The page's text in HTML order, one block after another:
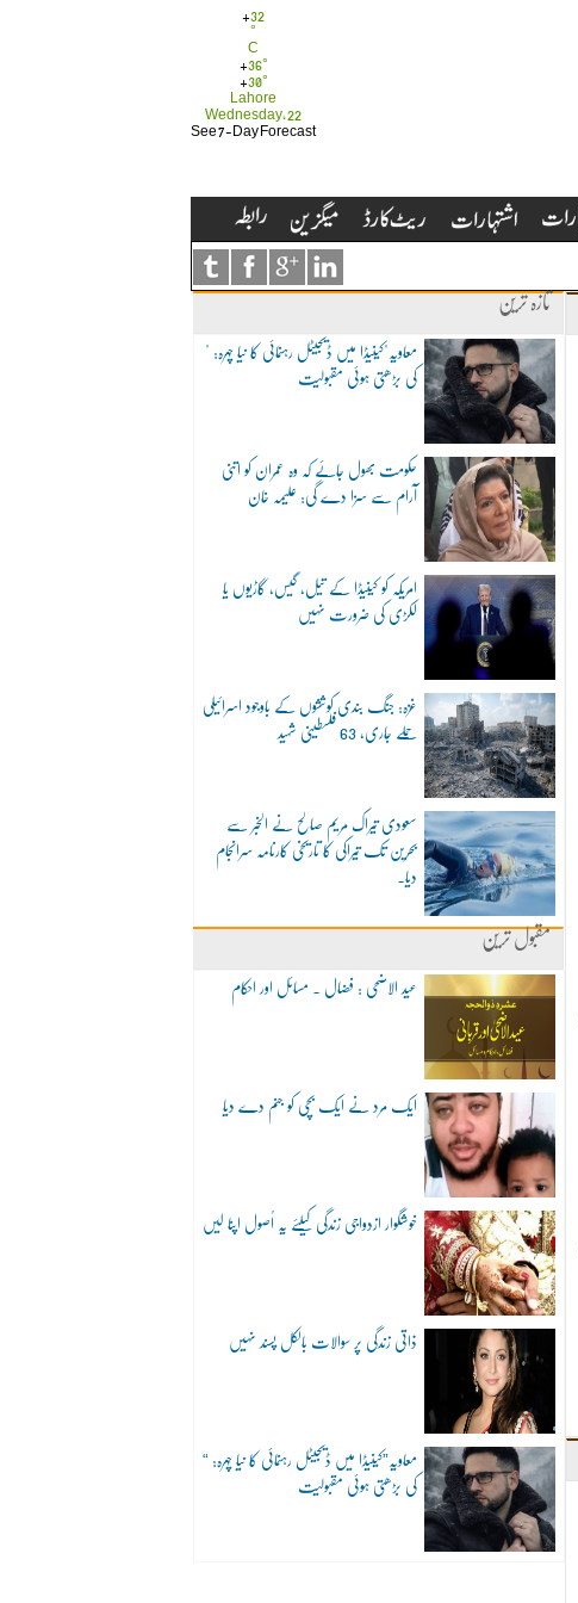
+32
°
C
+36°
+30°
Lahore
Wednesday, 22
See 7-Day Forecast
تازہ ترین
"معاویہ"کینیڈا میں ڈیجیٹل رہنمائی کا نیا چہرہ:
کی بڑھتی ہوئی مقبولیت
حکومت بھول جائے کہ وہ عمران کو اتنی
آرام سے سزا دے گی: علیمہ خان
امریکہ کو کینیڈا کے تیل، گیس، گاڑیوں یا
لکڑی کی ضرورت نہیں
غزہ: جنگ بندی کوششوں کے باوجود اسرائیلی
حملے جاری، 63 فلسطینی شہید
سعودی تیراک مریم صالح نے الخبر سے
بحرین تک تیراکی کا تاریخی کارنامہ سرانجام
دیا۔
مقبول ترین
عید الاضحی : فضال ۔ مسائل اور احکام
ایک مرد نے ایک بچی کو جنم دے دیا
خوشگوار ازدواجی زندگی کیلئے یہ اُصول اپنا لیں
ذاتی زندگی پر سوالات بالکل پسند نہیں
“معاویہ”کینیڈا میں ڈیجیٹل رہنمائی کا نیا چہرہ:
کی بڑھتی ہوئی مقبولیت